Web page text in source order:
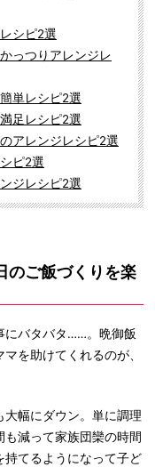
シピ2選
っつりアレンジレ
単レシピ2選
足レシピ2選
アレンジレシピ2選
ピ2選
ジレシピ2選
のご飯づくりを楽
にバタバタ……。晩御飯
を助けてくれるのが、
幅にダウン。単に調理
減って家族団欒の時間
持てるようになって子ど